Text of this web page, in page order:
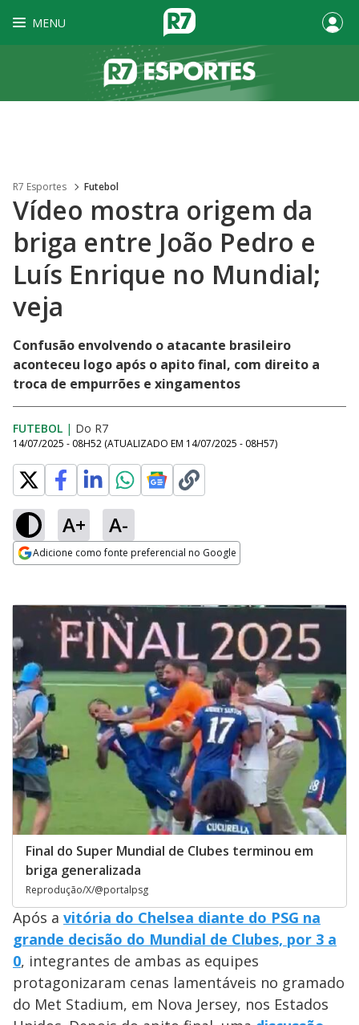
MENU
R7 Esportes Futebol
Vídeo mostra origem da
briga entre João Pedro e
Luís Enrique no Mundial;
veja
Confusão envolvendo o atacante brasileiro
aconteceu logo após o apito final, com direito a
troca de empurrões e xingamentos
FUTEBOL | Do R7
14/07/2025 - 08H52 (ATUALIZADO EM 14/07/2025 - 08H57)
A+ A-
Adicione como fonte preferencial no Google
Final do Super Mundial de Clubes terminou em
briga generalizada
Reprodução/X/@portalpsg
Após a vitória do Chelsea diante do PSG na
grande decisão do Mundial de Clubes, por 3 a
0, integrantes de ambas as equipes
protagonizaram cenas lamentáveis no gramado
do Met Stadium, em Nova Jersey, nos Estados